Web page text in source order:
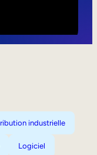
industrielle
Logiciel